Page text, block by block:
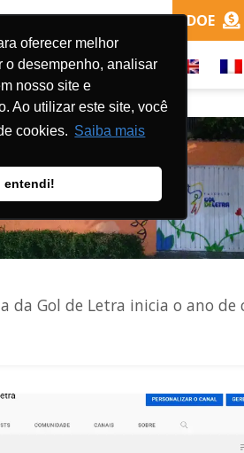
oferecer melhor
o desempenho, analisar
nosso site e
Ao utilizar este site, você
cookies. Saiba mais
entendi!
DOE
da Gol de Letra inicia o ano de